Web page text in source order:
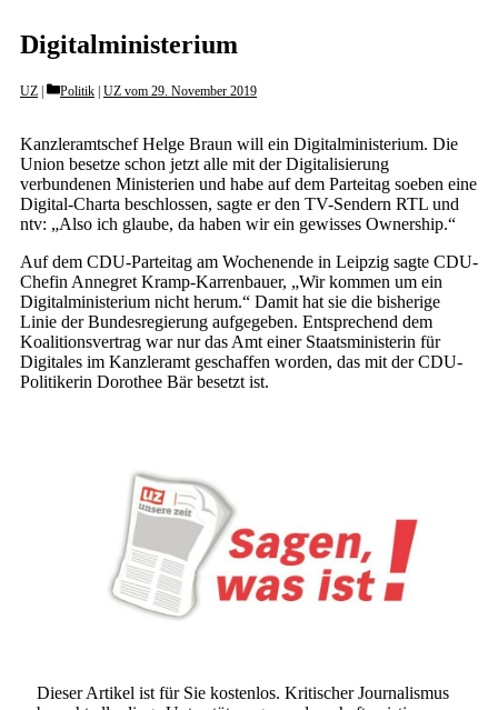
Digitalministerium
UZ Categories
Politik UZ vom 29. November 2019
Kanzleramtschef Helge Braun will ein Digitalministerium. Die
Union besetze schon jetzt alle mit der Digitalisierung
verbundenen Ministerien und habe auf dem Parteitag soeben eine
Digital-Charta beschlossen, sagte er den TV-Sendern RTL und
ntv: „Also ich glaube, da haben wir ein gewisses Ownership.“
Auf dem CDU-Parteitag am Wochenende in Leipzig sagte CDU-
Chefin Annegret Kramp-Karrenbauer, „Wir kommen um ein
Digitalministerium nicht herum.“ Damit hat sie die bisherige
Linie der Bundesregierung aufgegeben. Entsprechend dem
Koalitionsvertrag war nur das Amt einer Staatsministerin für
Digitales im Kanzleramt geschaffen worden, das mit der CDU-
Politikerin Dorothee Bär besetzt ist.
Dieser Artikel ist für Sie kostenlos. Kritischer Journalismus